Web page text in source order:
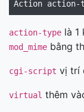
action-type là 1
mod_mime bằng
cgi-script vị trí
virtual thêm